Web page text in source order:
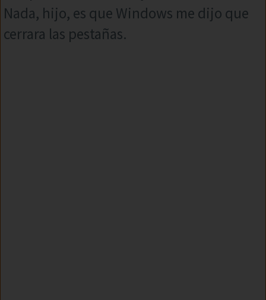
Nada, hijo, es que Windows me dijo que
cerrara las pestañas.